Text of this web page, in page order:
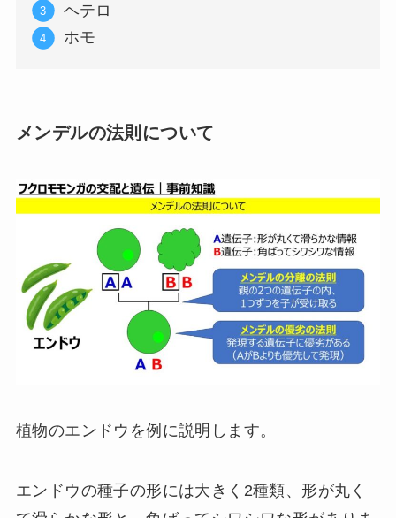
ヘテロ
ホモ
メンデルの法則について
植物のエンドウを例に説明します。
エンドウの種子の形には大きく2種類、形が丸く